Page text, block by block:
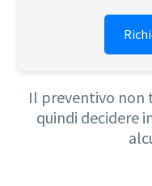
Il preventivo non
quindi decidere